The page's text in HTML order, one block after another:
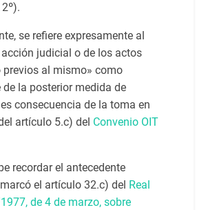
se refiere expresamente al
judicial o de los actos
previos al mismo» como
de la posterior medida de
consecuencia de la toma en
artículo 5.c) del Convenio OIT
recordar el antecedente
el artículo 32.c) del Real
de 4 de marzo, sobre